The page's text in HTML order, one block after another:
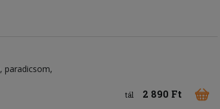
paradicsom
tál 2 890 Ft